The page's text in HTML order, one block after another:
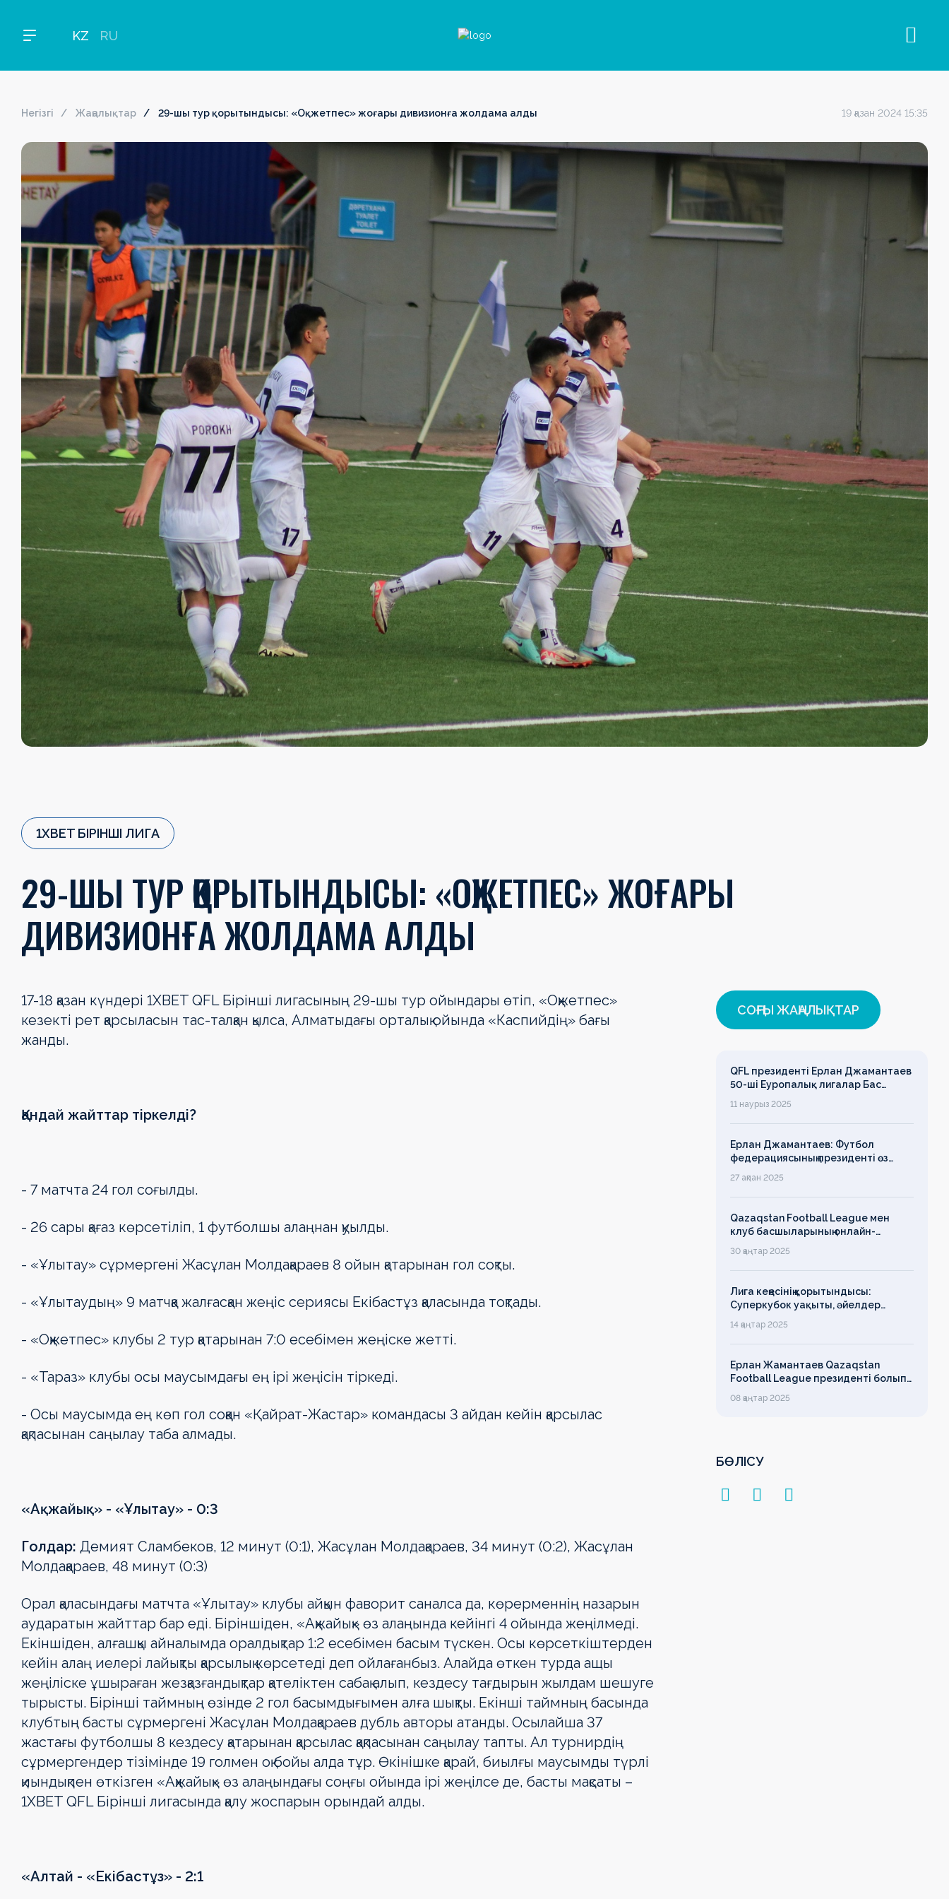
KZ RU
Негізгі Жаңалықтар 29-шы тур қорытындысы: «Оқжетпес» жоғары дивизионға жолдама алды 19 қазан 2024 15:35
1XBET БІРІНШІ ЛИГА
29-ШЫ ТУР ҚОРЫТЫНДЫСЫ: «ОҚЖЕТПЕС» ЖОҒАРЫ
ДИВИЗИОНҒА ЖОЛДАМА АЛДЫ
17-18 қазан күндері 1XBET QFL Бірінші лигасының 29-шы тур ойындары өтіп, «Оқжетпес»
кезекті рет қарсыласын тас-талқан қылса, Алматыдағы орталық ойында «Каспийдің» бағы
жанды.
Қандай жайттар тіркелді?
- 7 матчта 24 гол соғылды.
- 26 сары қағаз көрсетіліп, 1 футболшы алаңнан қуылды.
- «Ұлытау» сұрмергені Жасұлан Молдақараев 8 ойын қатарынан гол соқты.
- «Ұлытаудың» 9 матчқа жалғасқан жеңіс сериясы Екібастұз қаласында тоқтады.
- «Оқжетпес» клубы 2 тур қатарынан 7:0 есебімен жеңіске жетті.
- «Тараз» клубы осы маусымдағы ең ірі жеңісін тіркеді.
- Осы маусымда ең көп гол соққан «Қайрат-Жастар» командасы 3 айдан кейін қарсылас
қақпасынан саңылау таба алмады.
«Ақжайық» - «Ұлытау» - 0:3
Голдар: Демият Сламбеков, 12 минут (0:1), Жасұлан Молдақараев, 34 минут (0:2), Жасұлан
Молдақараев, 48 минут (0:3)
Орал қаласындағы матчта «Ұлытау» клубы айқын фаворит саналса да, көрерменнің назарын
аударатын жайттар бар еді. Біріншіден, «Ақжайық» өз алаңында кейінгі 4 ойында жеңілмеді.
Екіншіден, алғашқы айналымда оралдықтар 1:2 есебімен басым түскен. Осы көрсеткіштерден
кейін алаң иелері лайықты қарсылық көрсетеді деп ойлағанбыз. Алайда өткен турда ащы
жеңіліске ұшыраған жезқазғандықтар қателіктен сабақ алып, кездесу тағдырын жылдам шешуге
тырысты. Бірінші таймның өзінде 2 гол басымдығымен алға шықты. Екінші таймның басында
клубтың басты сұрмергені Жасұлан Молдақараев дубль авторы атанды. Осылайша 37
жастағы футболшы 8 кездесу қатарынан қарсылас қақпасынан саңылау тапты. Ал турнирдің
сұрмергендер тізімінде 19 голмен оқ бойы алда тұр. Өкінішке қарай, биылғы маусымды түрлі
қиындықпен өткізген «Ақжайық» өз алаңындағы соңғы ойында ірі жеңілсе де, басты мақсаты –
1XBET QFL Бірінші лигасында қалу жоспарын орындай алды.
«Алтай - «Екібастұз» - 2:1
СОҢҒЫ ЖАҢАЛЫҚТАР
QFL президенті Ерлан Джамантаев
50-ші Еуропалық лигалар Бас
11 наурыз 2025
Ерлан Джамантаев: Футбол
федерациясының президенті өз
алайда оның сөзі түкке тұрмайды!
27 ақпан 2025
Qazaqstan Football League мен
клуб басшыларының онлайн-
бойынша баспасөз-релизі
30 қаңтар 2025
Лига кеңесінің қорытындысы:
Суперкубок уақыты, әйелдер
лимит
14 қаңтар 2025
Ерлан Жамантаев Qazaqstan
Football League президенті болып
08 қаңтар 2025
БӨЛІСУ